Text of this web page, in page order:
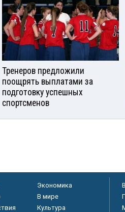
Тренеров предложили
поощрять выплатами за
подготовку успешных
спортсменов
Экономика
В мире
Культура